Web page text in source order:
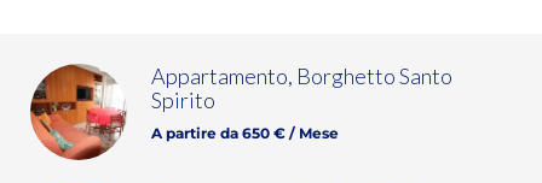
Appartamento, Borghetto Santo
Spirito
A partire da 650 € / Mese